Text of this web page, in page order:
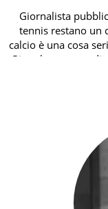
Giornalista
tennis restano un
calcio è una cosa
Piero ha smesso di